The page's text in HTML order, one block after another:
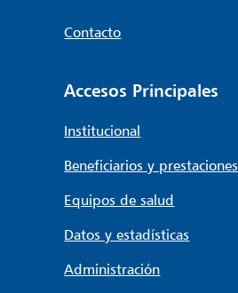
Contacto
Accesos Principales
Institucional
Beneficiarios y prestaciones
Equipos de salud
Datos y estadísticas
Administración